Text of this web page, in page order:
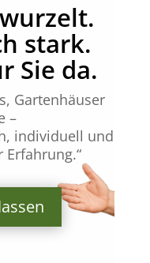
stark.
Sie da.
Gartenhäuser
–
individuell und